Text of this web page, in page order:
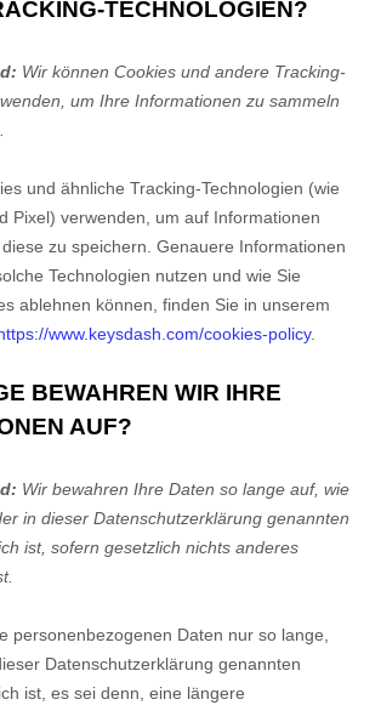
TECHNOLOGIEN?
Wir können Cookies und andere Tracking-
um Ihre Informationen zu sammeln
und ähnliche Tracking-Technologien (wie
Pixel) verwenden, um auf Informationen
zu speichern. Genauere Informationen
Technologien nutzen und wie Sie
ablehnen können, finden Sie in unserem
www.keysdash.com/cookies-policy.
BEWAHREN WIR IHRE
AUF?
Wir bewahren Ihre Daten so lange auf, wie
in dieser Datenschutzerklärung genannten
ist, sofern gesetzlich nichts anderes
personenbezogenen Daten nur so lange,
Datenschutzerklärung genannten
ist, es sei denn, eine längere